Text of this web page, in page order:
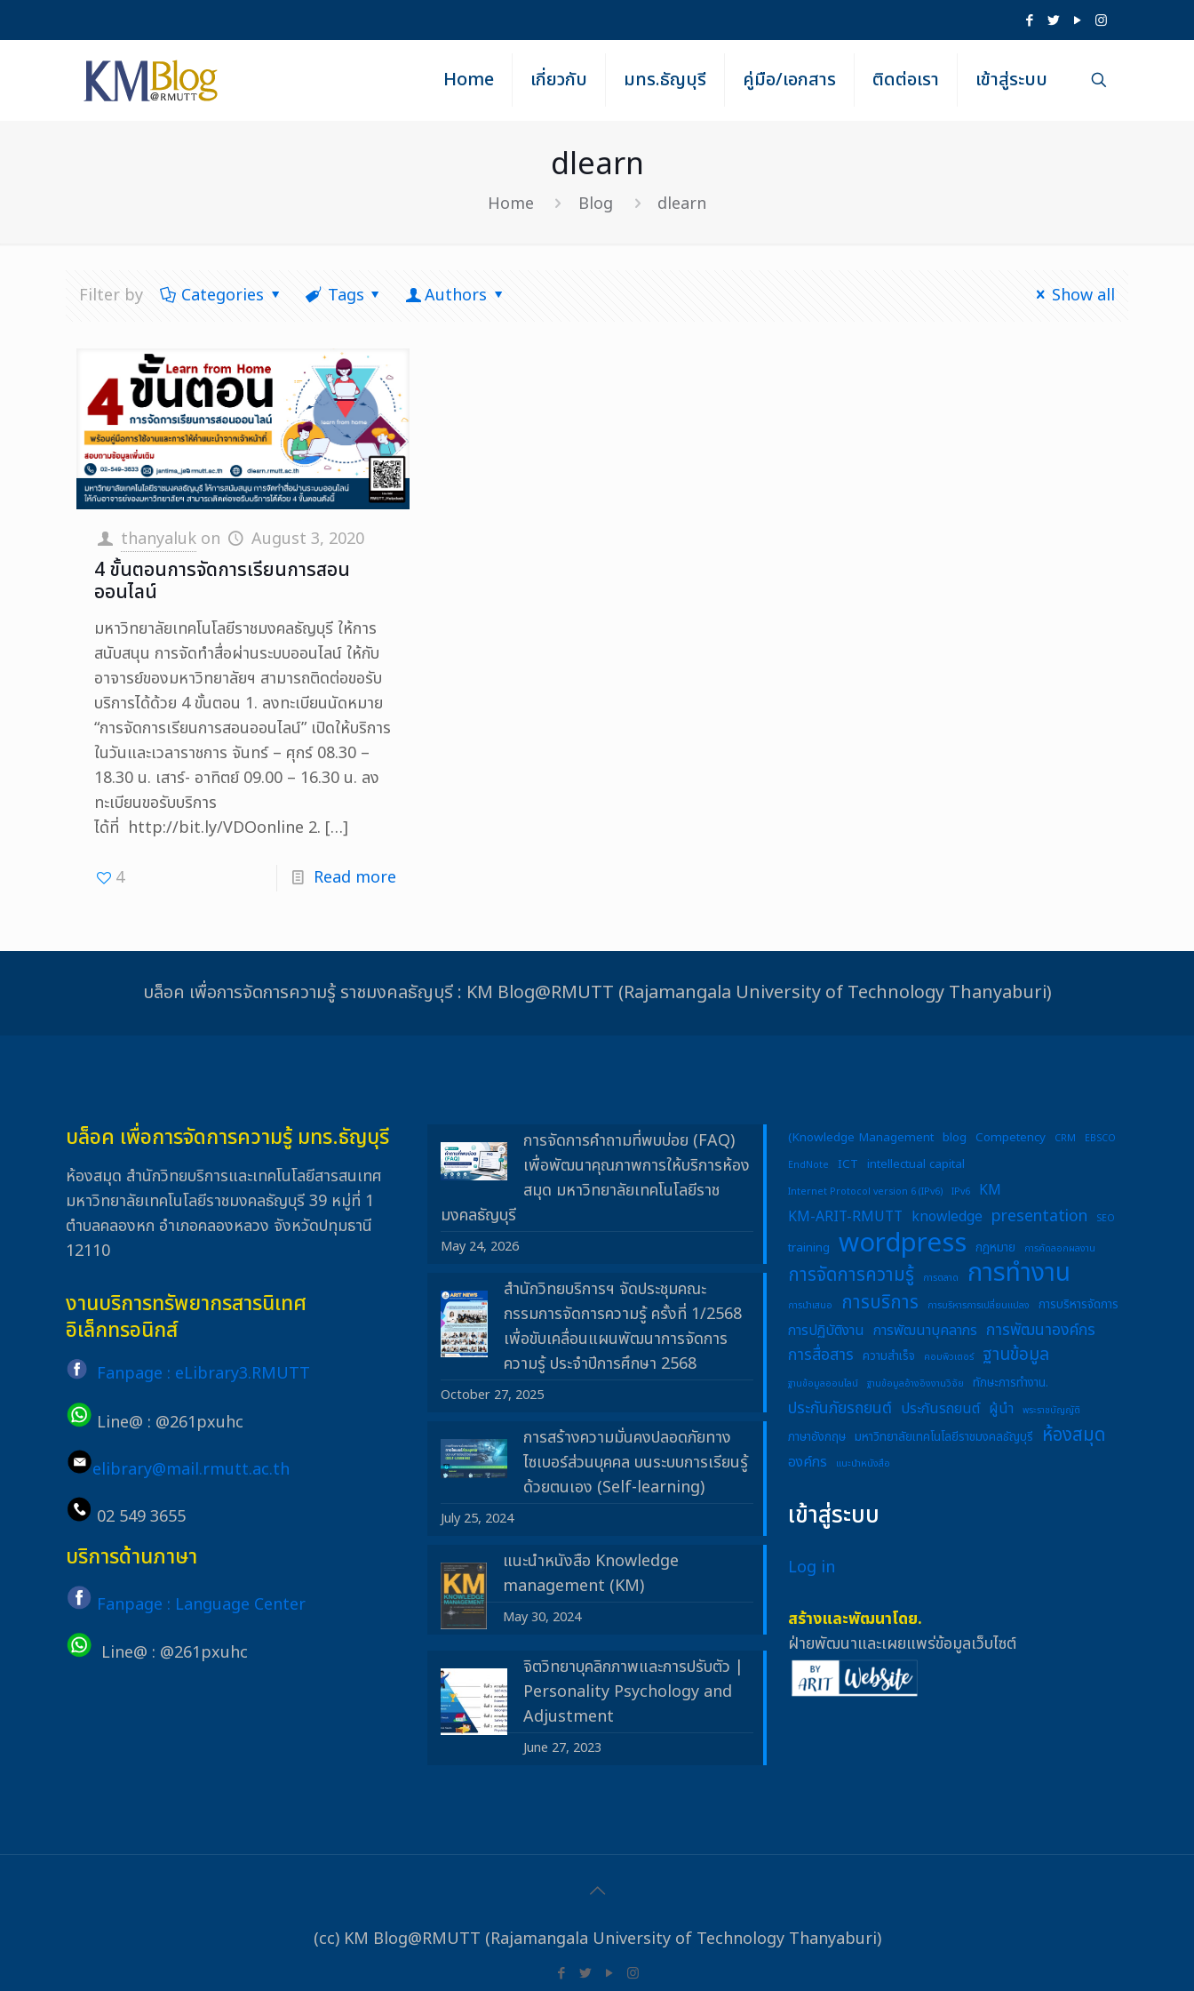
Home เกี่ยวกับ มทร.ธัญบุรี คู่มือ/เอกสาร ติดต่อเรา เข้าสู่ระบบ
dlearn
Home Blog dlearn
Filter by Categories Tags Authors Show all
thanyaluk on August 3, 2020
4 ขั้นตอนการจัดการเรียนการสอน
ออนไลน์
มหาวิทยาลัยเทคโนโลยีราชมงคลธัญบุรี ให้การ
สนับสนุน การจัดทำสื่อผ่านระบบออนไลน์ ให้กับ
อาจารย์ของมหาวิทยาลัยฯ สามารถติดต่อขอรับ
บริการได้ด้วย 4 ขั้นตอน 1. ลงทะเบียนนัดหมาย
“การจัดการเรียนการสอนออนไลน์” เปิดให้บริการ
ในวันและเวลาราชการ จันทร์ – ศุกร์ 08.30 –
18.30 น. เสาร์- อาทิตย์ 09.00 – 16.30 น. ลง
ทะเบียนขอรับบริการ
ได้ที่ http://bit.ly/VDOonline 2. […]
4 Read more
บล็อค เพื่อการจัดการความรู้ ราชมงคลธัญบุรี : KM Blog@RMUTT (Rajamangala University of Technology Thanyaburi)
บล็อค เพื่อการจัดการความรู้ มทร.ธัญบุรี
ห้องสมุด สำนักวิทยบริการและเทคโนโลยีสารสนเทศ
มหาวิทยาลัยเทคโนโลยีราชมงคลธัญบุรี 39 หมู่ที่ 1
ตำบลคลองหก อำเภอคลองหลวง จังหวัดปทุมธานี
12110
งานบริการทรัพยากรสารนิเทศ
อิเล็กทรอนิกส์
Fanpage : eLibrary3.RMUTT
Line@ : @261pxuhc
elibrary@mail.rmutt.ac.th
02 549 3655
บริการด้านภาษา
Fanpage : Language Center
Line@ : @261pxuhc
การจัดการคำถามที่พบบ่อย (FAQ)
เพื่อพัฒนาคุณภาพการให้บริการห้อง
สมุด มหาวิทยาลัยเทคโนโลยีราช
มงคลธัญบุรี
May 24, 2026
สำนักวิทยบริการฯ จัดประชุมคณะ
กรรมการจัดการความรู้ ครั้งที่ 1/2568
เพื่อขับเคลื่อนแผนพัฒนาการจัดการ
ความรู้ ประจำปีการศึกษา 2568
October 27, 2025
การสร้างความมั่นคงปลอดภัยทาง
ไซเบอร์ส่วนบุคคล บนระบบการเรียนรู้
ด้วยตนเอง (Self-learning)
July 25, 2024
แนะนำหนังสือ Knowledge
management (KM)
May 30, 2024
จิตวิทยาบุคลิกภาพและการปรับตัว |
Personality Psychology and
Adjustment
June 27, 2023
(Knowledge Management blog Competency CRM
EBSCO
EndNote
ICT intellectual capital
Internet Protocol version 6 (IPv6) IPv6
KM
KM-ARIT-RMUTT knowledge presentation SEO
training wordpress กฎหมาย การคัดลอกผลงาน
การจัดการความรู้ การตลาด การทำงาน
การนำเสนอ การบริการ การบริหารการเปลี่ยนแปลง การบริหารจัดการ
การปฏิบัติงาน การพัฒนาบุคลากร การพัฒนาองค์กร
การสื่อสาร ความสำเร็จ คอมพิวเตอร์ ฐานข้อมูล
ฐานข้อมูลออนไลน์ ฐานข้อมูลอ้างอิงงานวิจัย ทักษะการทำงาน.
ประกันภัยรถยนต์ ประกันรถยนต์ ผู้นำ พระราชบัญญัติ
ภาษาอังกฤษ มหาวิทยาลัยเทคโนโลยีราชมงคลธัญบุรี ห้องสมุด
องค์กร แนะนำหนังสือ
เข้าสู่ระบบ
Log in
สร้างและพัฒนาโดย.
ฝ่ายพัฒนาและเผยแพร่ข้อมูลเว็บไซต์
(cc) KM Blog@RMUTT (Rajamangala University of Technology Thanyaburi)